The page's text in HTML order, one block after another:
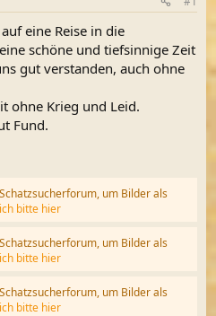
eine Reise in die
schöne und tiefsinnige Zeit
gut verstanden, auch ohne
ohne Krieg und Leid.
Fund.
um Bilder als
bitte hier
um Bilder als
bitte hier
um Bilder als
bitte hier